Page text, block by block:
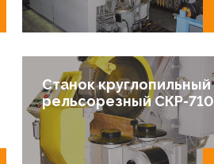
Станок круглопильный
рельсорезный СКР-710